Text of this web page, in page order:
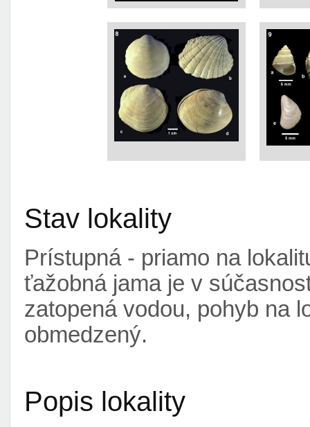
Stav lokality
Prístupná - priamo na
ťažobná jama je v
zatopená vodou, pohyb na
obmedzený.
Popis lokality